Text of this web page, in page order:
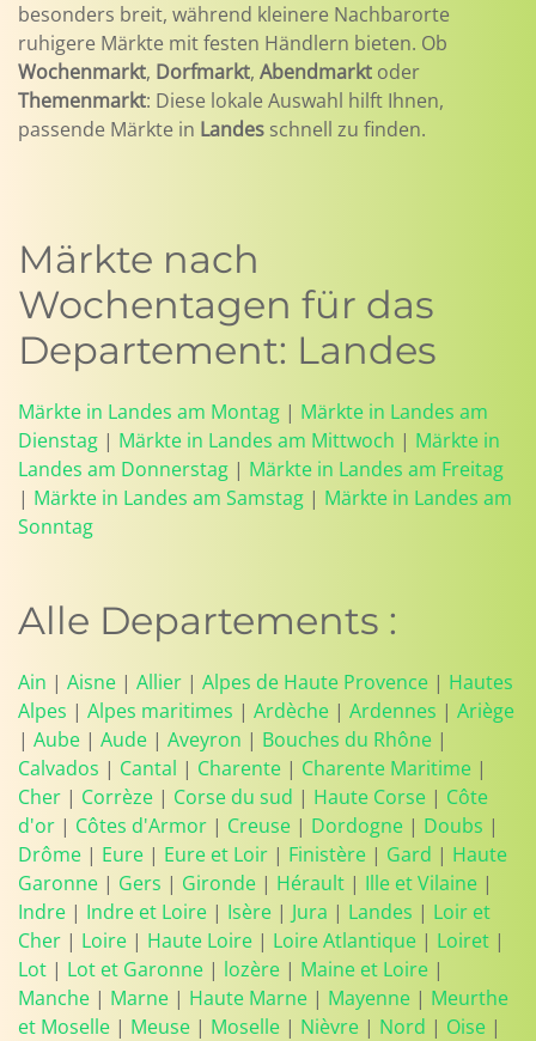
besonders breit, während kleinere Nachbarorte
ruhigere Märkte mit festen Händlern bieten. Ob
Wochenmarkt, Dorfmarkt, Abendmarkt oder
Themenmarkt: Diese lokale Auswahl hilft Ihnen,
passende Märkte in Landes schnell zu finden.
Märkte nach
Wochentagen für das
Departement: Landes
Märkte in Landes am Montag | Märkte in Landes am
Dienstag | Märkte in Landes am Mittwoch | Märkte in
Landes am Donnerstag | Märkte in Landes am Freitag
| Märkte in Landes am Samstag | Märkte in Landes am
Sonntag
Alle Departements :
Ain | Aisne | Allier | Alpes de Haute Provence | Hautes
Alpes | Alpes maritimes | Ardèche | Ardennes | Ariège
| Aube | Aude | Aveyron | Bouches du Rhône |
Calvados | Cantal | Charente | Charente Maritime |
Cher | Corrèze | Corse du sud | Haute Corse | Côte
d'or | Côtes d'Armor | Creuse | Dordogne | Doubs |
Drôme | Eure | Eure et Loir | Finistère | Gard | Haute
Garonne | Gers | Gironde | Hérault | Ille et Vilaine |
Indre | Indre et Loire | Isère | Jura | Landes | Loir et
Cher | Loire | Haute Loire | Loire Atlantique | Loiret |
Lot | Lot et Garonne | lozère | Maine et Loire |
Manche | Marne | Haute Marne | Mayenne | Meurthe
et Moselle | Meuse | Moselle | Nièvre | Nord | Oise |